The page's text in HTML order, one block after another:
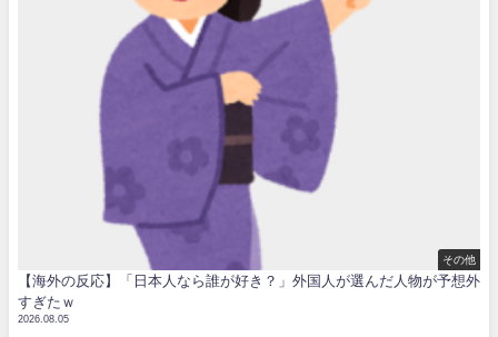
その他
【海外の反応】「日本人なら誰が好き？」外国人が選んだ人物が予想外
すぎたｗ
2026.08.05